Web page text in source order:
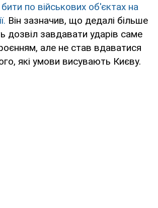
бити по військових об'єктах на
Він зазначив, що дедалі більше
дозвіл завдавати ударів саме
але не став вдаватися
які умови висувають Києву.